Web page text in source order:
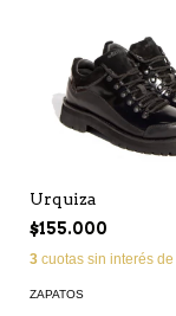
Urquiza
$155.000
3 cuotas sin interés de
ZAPATOS